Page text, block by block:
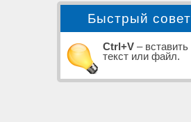
Быстрый совет
Ctrl+V – вставить
текст или файл.